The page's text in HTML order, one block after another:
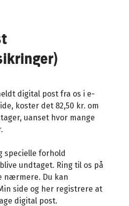
digital post fra os i e-
koster det 82,50 kr. om
uanset hvor mange
specielle forhold
undtaget. Ring til os på
nærmere. Du kan
side og her registrere at
digital post.